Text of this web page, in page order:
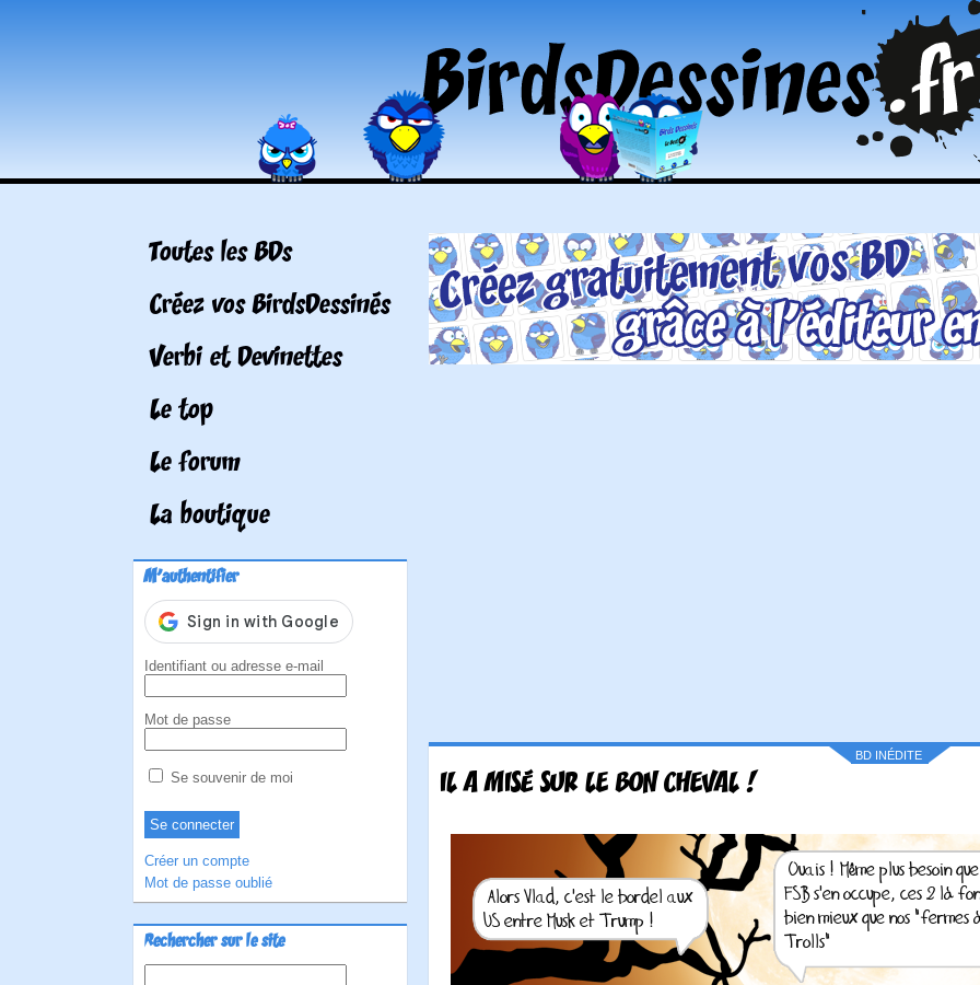
Toutes les BDs
Créez vos BirdsDessinés
Verbi et Devinettes
Le top
Le forum
La boutique
M'authentifier
Identifiant ou adresse e-mail
Mot de passe
Se souvenir de moi
Créer un compte
Mot de passe oublié
Rechercher sur le site
BD INÉDITE
IL A MISÉ SUR LE BON CHEVAL !